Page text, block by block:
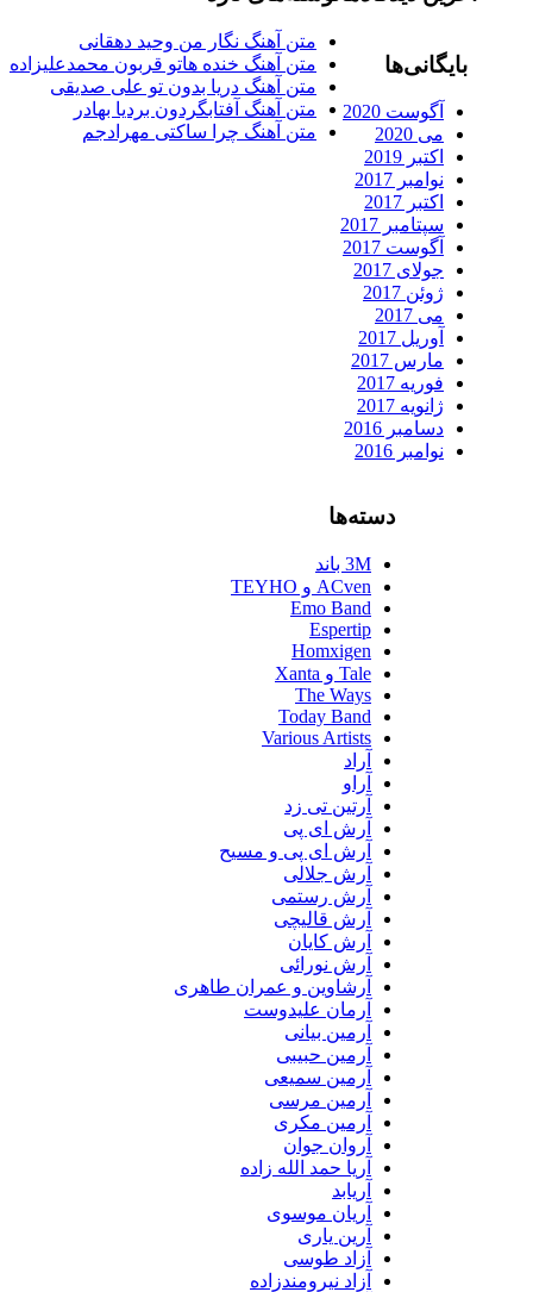
متن آهنگ نگار من وحید دهقانی
متن آهنگ خنده هاتو قربون محمدعلیزاده
متن آهنگ دریا بدون تو علی صدیقی
متن آهنگ آفتابگردون بردیا بهادر
متن آهنگ چرا ساکتی مهرادجم
آگوست 2020
سپتامبر 2017
آگوست 2017
مارس 2017
دسامبر 2016
ACven و TEYHO
Emo Band
Espertip
Homxigen
The Ways
Today Band
Various Artists
آرتین تی زد
آرش ای پی
آرش ای پی و مسیح
آرش جلالی
آرش رستمی
آرش قالیچی
آرش کایان
آرش نورائی
آرشاوین و عمران طاهری
آرمان علیدوست
آرمین بیانی
آرمین حبیبی
آرمین سمیعی
آرمین مرسی
آرمین مکری
آروان جوان
آریا حمد الله زاده
آریان موسوی
آرین یاری
آزاد طوسی
آزاد نیرومندزاده